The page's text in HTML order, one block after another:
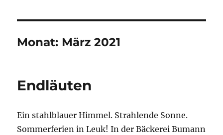
Monat: März 2021
Endläuten
Ein stahlblauer Himmel. Strahlende Sonne.
Sommerferien in Leuk! In der Bäckerei Bumann